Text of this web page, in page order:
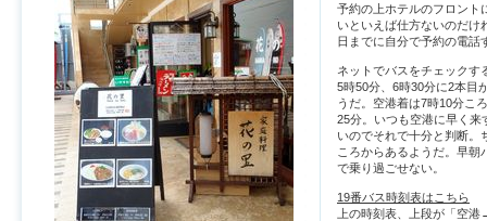
予約の上ホテルのフロント
いといえば仕方ないのだけ
日までに自分で予約の電話
ネットでバスをチェックす
5時50分、6時30分に2本目
うだ。空港着は7時10分こ
25分。いつも空港に早く来
いのでそれで十分と判断。
ころからあるようだ。早朝
で乗り過ごせない。
19番バス時刻表はこちら
上の時刻表、上段が「空